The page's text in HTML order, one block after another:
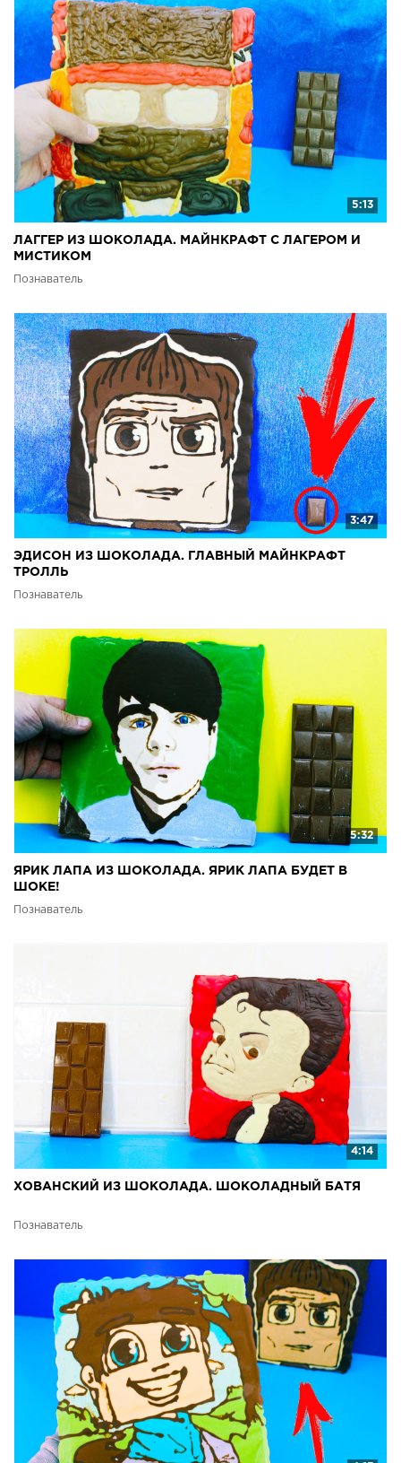
5:13
ЛАГГЕР ИЗ ШОКОЛАДА. МАЙНКРАФТ С ЛАГЕРОМ И
МИСТИКОМ
Познаватель
3:47
ЭДИСОН ИЗ ШОКОЛАДА. ГЛАВНЫЙ МАЙНКРАФТ
ТРОЛЛЬ
Познаватель
5:32
ЯРИК ЛАПА ИЗ ШОКОЛАДА. ЯРИК ЛАПА БУДЕТ В
ШОКЕ!
Познаватель
4:14
ХОВАНСКИЙ ИЗ ШОКОЛАДА. ШОКОЛАДНЫЙ БАТЯ
Познаватель